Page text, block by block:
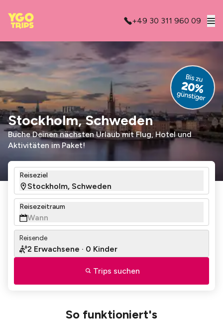
+49 30 311 960 09
Stockholm, Schweden
Buche Deinen nächsten Urlaub mit Flug, Hotel und
Aktivitäten im Paket!
Reiseziel
Reisezeitraum
Reisende
2 Erwachsene · 0 Kinder
Trips suchen
So funktioniert's